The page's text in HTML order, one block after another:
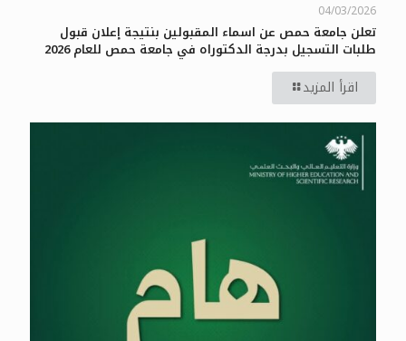
04/03/2026
تعلن جامعة حمص عن اسماء المقبولين بنتيجة إعلان قبول
طلبات التسجيل بدرجة الدكتوراه في جامعة حمص للعام 2026
اقرأ المزيد